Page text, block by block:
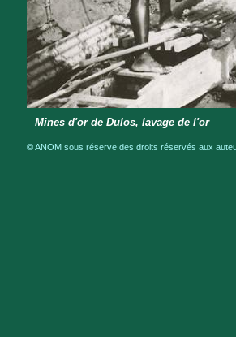
Mines d'or de Dulos, lavage de l'or
© ANOM sous réserve des droits réservés aux